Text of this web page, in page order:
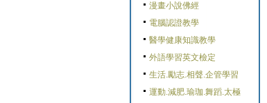
漫畫小說佛經
電腦認證教學
醫學健康知識教學
外語學習英文檢定
生活.勵志.相聲.企管學習
運動.減肥.瑜珈.舞蹈.太極